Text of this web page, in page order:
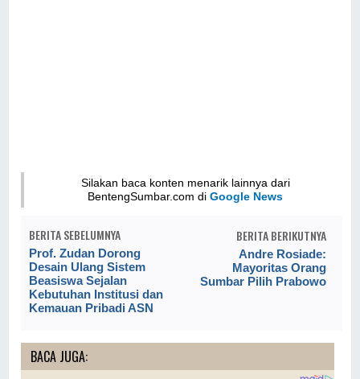
Silakan baca konten menarik lainnya dari
BentengSumbar.com diGoogle News
BERITA SEBELUMNYA
Prof. Zudan Dorong
Desain Ulang Sistem
Beasiswa Sejalan
Kebutuhan Institusi dan
Kemauan Pribadi ASN
BERITA BERIKUTNYA
Andre Rosiade:
Mayoritas Orang
Sumbar Pilih Prabowo
BACA JUGA: